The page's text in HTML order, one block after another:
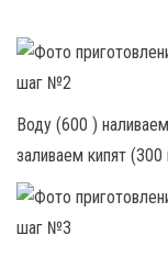
Воду (600 )
заливаем кипят